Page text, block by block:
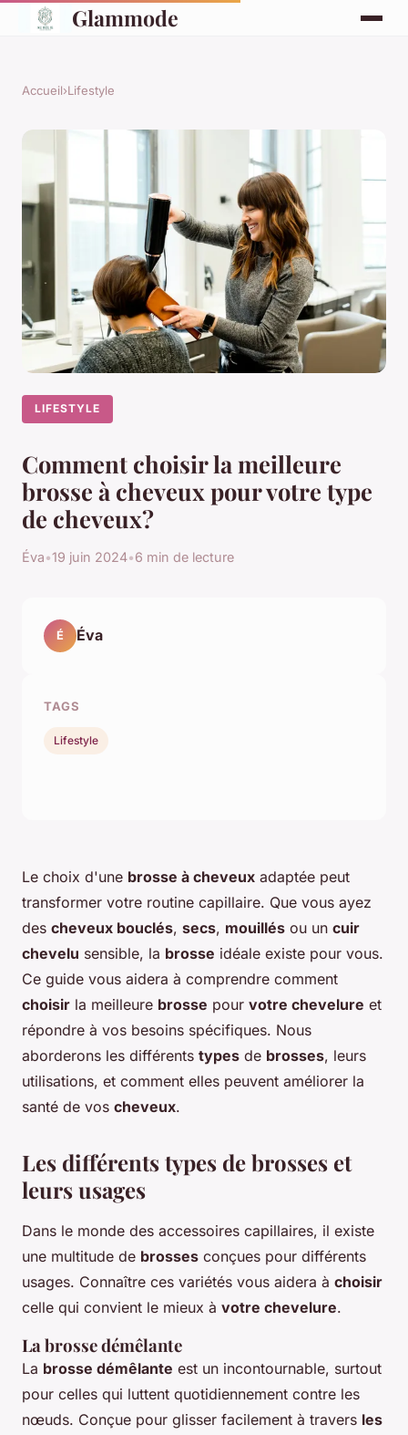
Glammode
Accueil›Lifestyle
LIFESTYLE
Comment choisir la meilleure
brosse à cheveux pour votre type
de cheveux?
Éva•19 juin 2024•6 min de lecture
Le choix d'une brosse à cheveux adaptée peut
transformer votre routine capillaire. Que vous ayez
des cheveux bouclés, secs, mouillés ou un cuir
chevelu sensible, la brosse idéale existe pour vous.
Ce guide vous aidera à comprendre comment
choisir la meilleure brosse pour votre chevelure et
répondre à vos besoins spécifiques. Nous
aborderons les différents types de brosses, leurs
utilisations, et comment elles peuvent améliorer la
santé de vos cheveux.
Les différents types de brosses et
leurs usages
Dans le monde des accessoires capillaires, il existe
une multitude de brosses conçues pour différents
usages. Connaître ces variétés vous aidera à choisir
celle qui convient le mieux à votre chevelure.
La brosse démêlante
La brosse démêlante est un incontournable, surtout
pour celles qui luttent quotidiennement contre les
nœuds. Conçue pour glisser facilement à travers les
É Éva
TAGS
Lifestyle